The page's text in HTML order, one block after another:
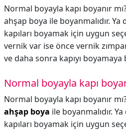
Normal boyayla kapı boyanır
ahşap boya ile boyanmalıdır.
kapıları boyamak için uygun
vernik var ise önce vernik
ve daha sonra kapıyı
Normal boyayla kapı
Normal boyayla kapı boyanır
ahşap boya ile boyanmalıdır.
kapıları boyamak için uygun